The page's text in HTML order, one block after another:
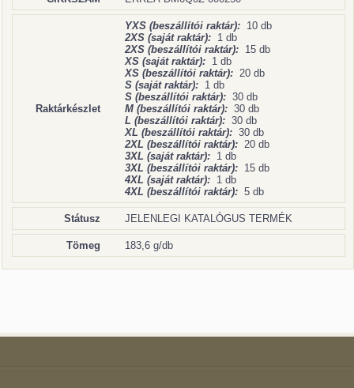
Raktárkészlet
YXS (beszállítói raktár): 10 db
2XS (saját raktár): 1 db
2XS (beszállítói raktár): 15 db
XS (saját raktár): 1 db
XS (beszállítói raktár):20 db
S (saját raktár): 1 db
S (beszállítói raktár):30 db
M (beszállítói raktár):30 db
L (beszállítói raktár):30 db
XL (beszállítói raktár):30 db
2XL (beszállítói raktár):20 db
3XL (saját raktár): 1 db
3XL (beszállítói raktár): 15 db
4XL (saját raktár): 1 db
4XL (beszállítói raktár):5 db
Státusz JELENLEGI KATALÓGUS TERMÉK
Tömeg 183,6 g/db